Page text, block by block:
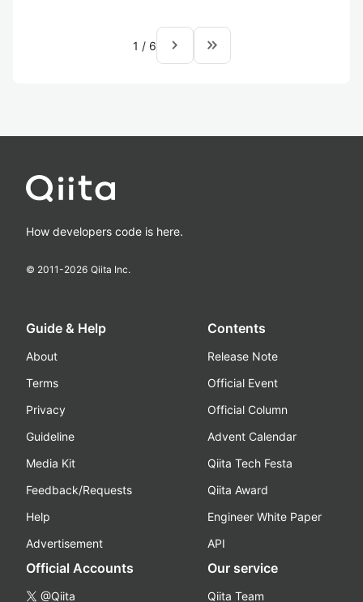
1 / 6 navigate_next keyboard_double_arrow_right
How developers code is here.
© 2011-2026 Qiita Inc.
Guide & Help
About
Terms
Privacy
Guideline
Media Kit
Feedback/Requests
Help
Advertisement
Contents
Release Note
Official Event
Official Column
Advent Calendar
Qiita Tech Festa
Qiita Award
Engineer White Paper
API
Official Accounts
@Qiita
Our service
Qiita Team